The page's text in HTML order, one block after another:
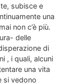
subisce e
una
non c’è più.
delle
di
, i quali, alcuni
una vita
si vedono